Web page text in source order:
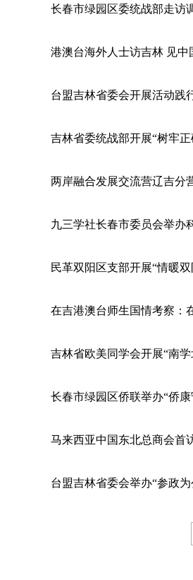
长春市绿园区委统战部走访
港澳台海外人士访吉林 见中
台盟吉林省委会开展活动践
吉林省委统战部开展“树牢
两岸融合发展交流营辽吉分
九三学社长春市委员会举办
民革双阳区支部开展“情暖
在吉港澳台师生国情考察：
吉林省欧美同学会开展“南
长春市绿园区侨联举办“侨
马来西亚中国东北总商会首
台盟吉林省委会举办“参政